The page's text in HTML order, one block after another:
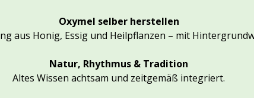
Oxymel selber herstellen
aus Honig, Essig und Heilpflanzen – mit
Natur, Rhythmus & Tradition
Altes Wissen achtsam und zeitgemäß integriert.